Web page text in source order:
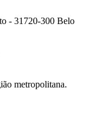
- 31720-300 Belo
metropolitana.